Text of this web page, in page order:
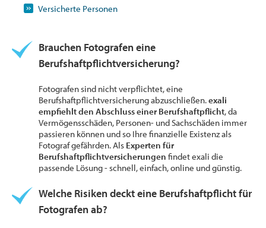
Versicherte Personen
Brauchen Fotografen eine
Berufshaftpflichtversicherung?
Fotografen sind nicht verpflichtet, eine
Berufshaftpflichtversicherung abzuschließen.exali
empfiehlt den Abschluss einer Berufshaftpflicht, da
Vermögensschäden, Personen- und Sachschäden immer
passieren können und so Ihre finanzielle Existenz als
Fotograf gefährden. Als Experten für
Berufshaftpflichtversicherungen findet exali die
passende Lösung - schnell, einfach, online und günstig.
Welche Risiken deckt eine Berufshaftpflicht für
Fotografen ab?